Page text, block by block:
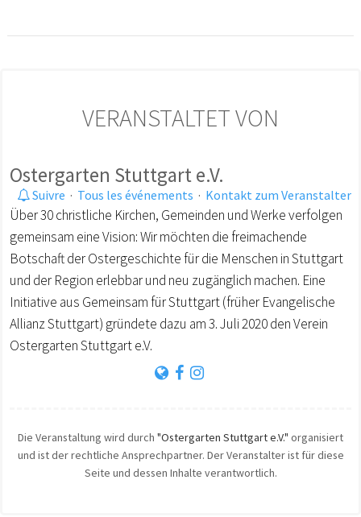
VERANSTALTET VON
Ostergarten Stuttgart e.V.
Suivre · Tous les événements · Kontakt zum Veranstalter
Über 30 christliche Kirchen, Gemeinden und Werke verfolgen
gemeinsam eine Vision: Wir möchten die freimachende
Botschaft der Ostergeschichte für die Menschen in Stuttgart
und der Region erlebbar und neu zugänglich machen. Eine
Initiative aus Gemeinsam für Stuttgart (früher Evangelische
Allianz Stuttgart) gründete dazu am 3. Juli 2020 den Verein
Ostergarten Stuttgart e.V.
Die Veranstaltung wird durch "Ostergarten Stuttgart e.V." organisiert
und ist der rechtliche Ansprechpartner. Der Veranstalter ist für diese
Seite und dessen Inhalte verantwortlich.